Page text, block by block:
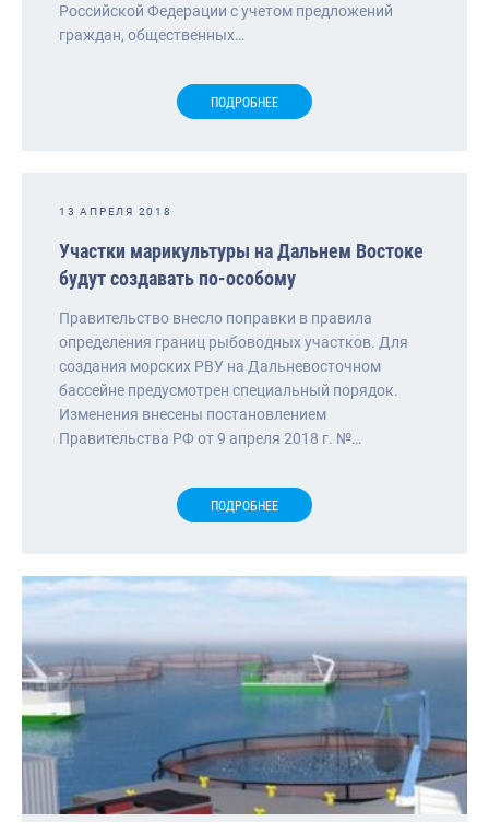
Российской Федерации с учетом предложений
граждан, общественных…
ПОДРОБНЕЕ
13 АПРЕЛЯ 2018
Участки марикультуры на Дальнем Востоке
будут создавать по-особому
Правительство внесло поправки в правила
определения границ рыбоводных участков. Для
создания морских РВУ на Дальневосточном
бассейне предусмотрен специальный порядок.
Изменения внесены постановлением
Правительства РФ от 9 апреля 2018 г. №…
ПОДРОБНЕЕ